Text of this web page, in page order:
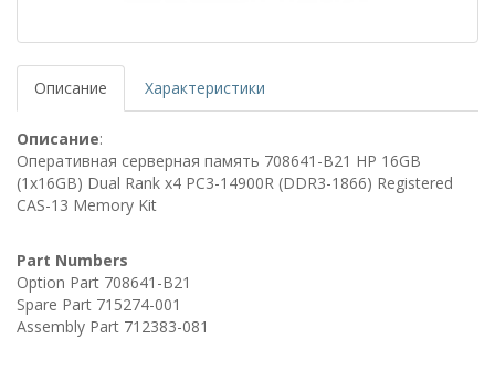
Описание Характеристики
Описание:
Оперативная серверная память 708641-B21 HP 16GB
(1x16GB) Dual Rank x4 PC3-14900R (DDR3-1866) Registered
CAS-13 Memory Kit
Part Numbers
Option Part 708641-B21
Spare Part 715274-001
Assembly Part 712383-081